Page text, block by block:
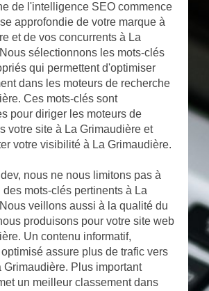
de l'intelligence SEO commence
approfondie de votre marque à
et de vos concurrents à La
sélectionnons les mots-clés
qui permettent d'optimiser
dans les moteurs de recherche
Ces mots-clés sont
pour diriger les moteurs de
votre site à La Grimaudière et
votre visibilité à La Grimaudière.
nous ne nous limitons pas à
des mots-clés pertinents à La
veillons aussi à la qualité du
produisons pour votre site web
Un contenu informatif,
assure plus de trafic vers
Grimaudière. Plus important
un meilleur classement dans